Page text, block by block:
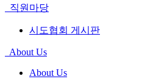
직원마당
시도협회 게시판
About Us
About Us